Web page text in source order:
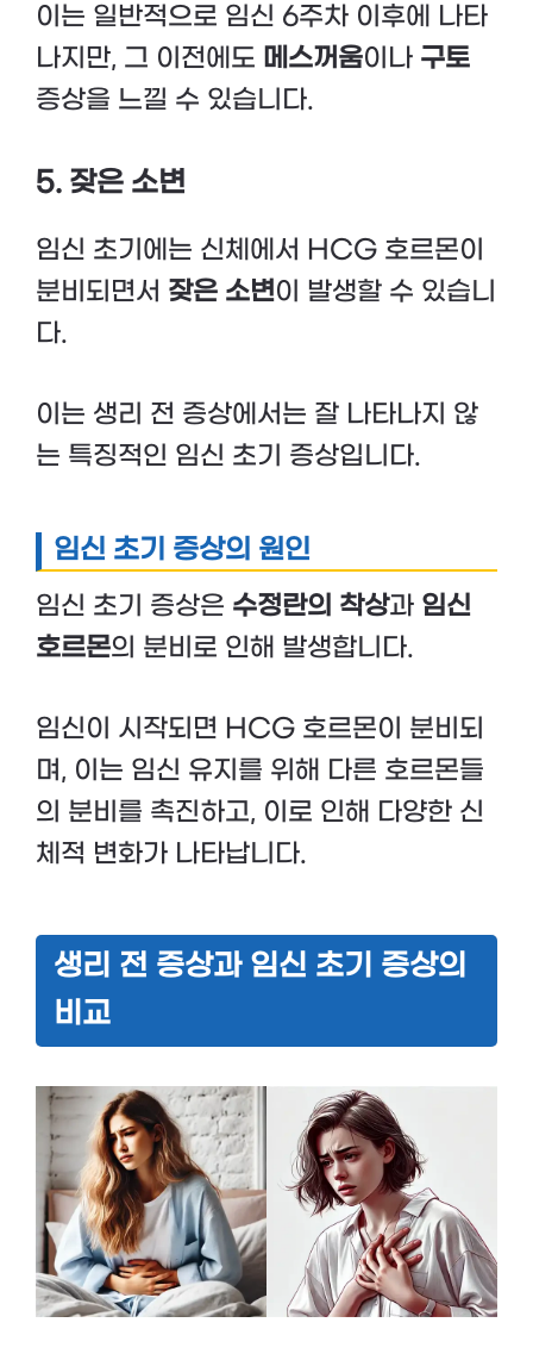
이는 일반적으로 임신 6주차 이후에 나타
나지만, 그 이전에도 메스꺼움이나 구토
증상을 느낄 수 있습니다.
5. 잦은 소변
임신 초기에는 신체에서 HCG 호르몬이
분비되면서 잦은 소변이 발생할 수 있습니
다.
이는 생리 전 증상에서는 잘 나타나지 않
는 특징적인 임신 초기 증상입니다.
임신 초기 증상의 원인
임신 초기 증상은 수정란의 착상과 임신
호르몬의 분비로 인해 발생합니다.
임신이 시작되면 HCG 호르몬이 분비되
며, 이는 임신 유지를 위해 다른 호르몬들
의 분비를 촉진하고, 이로 인해 다양한 신
체적 변화가 나타납니다.
생리 전 증상과 임신 초기 증상의
비교